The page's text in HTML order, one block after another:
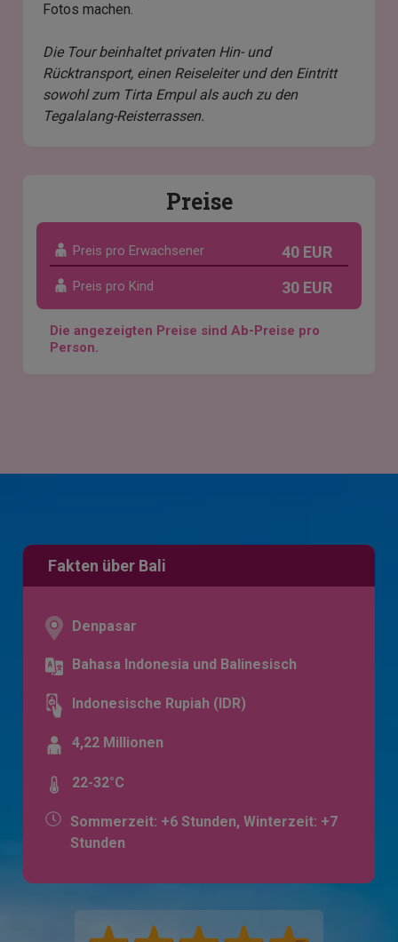
Fotos machen.
Die Tour beinhaltet privaten Hin- und
Rücktransport, einen Reiseleiter und den Eintritt
sowohl zum Tirta Empul als auch zu den
Tegalalang-Reisterrassen.
Preise
Preis pro Erwachsener 40 EUR
Preis pro Kind 30 EUR
Die angezeigten Preise sind Ab-Preise pro
Person.
Fakten über Bali
Denpasar
Bahasa Indonesia und Balinesisch
Indonesische Rupiah (IDR)
4,22 Millionen
22-32°C
Sommerzeit: +6 Stunden, Winterzeit: +7
Stunden